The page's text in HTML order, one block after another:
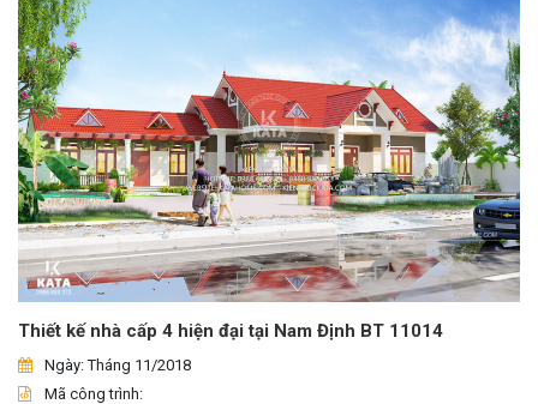
Thiết kế nhà cấp 4 hiện đại tại Nam Định BT 11014
Ngày: Tháng 11/2018
Mã công trình: